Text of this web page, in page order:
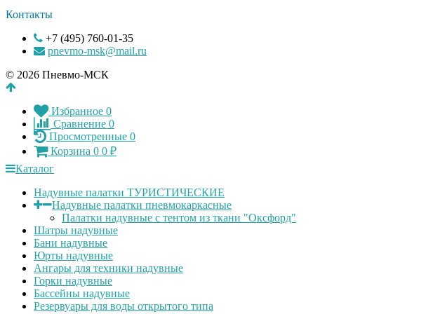
Каталог
Надувные палатки ТУРИСТИЧЕСКИЕ
Надувные палатки пневмокаркасные
Палатки надувные с тентом из ткани "Оксфорд"
Шатры надувные
Бани надувные
Юрты надувные
Ангары для техники надувные
Горки надувные
Бассейны надувные
Резервуары для воды открытого типа
Контакты
+7 (495) 760-01-35
pnevmo-msk@mail.ru
© 2026 Пневмо-МСК
Избранное 0
Сравнение 0
Просмотренные 0
Корзина 0 0 ₽